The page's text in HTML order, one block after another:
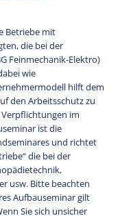
Betriebe mit
die bei der
Feinmechanik-Elektro)
wie
hilft dem
den Arbeitsschutz zu
im
ist die
und richtet
die bei der
usw. Bitte beachten
Aufbauseminar gilt
Sie sich unsicher